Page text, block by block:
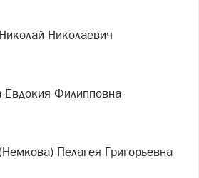
Николаевич
Евдокия Филипповна
Пелагея Григорьевна